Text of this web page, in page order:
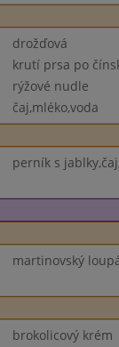
drožďová
krutí prsa po
rýžové nudle
čaj,mléko,voda
perník s
martinovský
brokolicový krém